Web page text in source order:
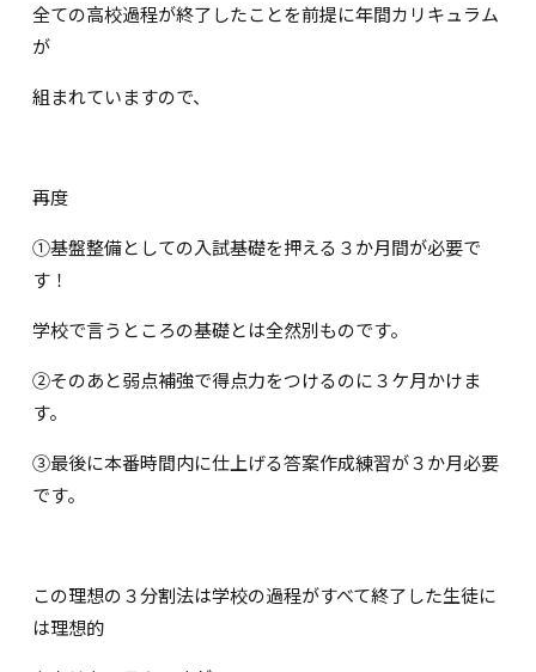
全ての高校過程が終了したことを前提に年間カリキュラム
が
組まれていますので、
再度
①基盤整備としての入試基礎を押える３か月間が必要で
す！
学校で言うところの基礎とは全然別ものです。
②そのあと弱点補強で得点力をつけるのに３ケ月かけま
す。
③最後に本番時間内に仕上げる答案作成練習が３か月必要
です。
この理想の３分割法は学校の過程がすべて終了した生徒に
は理想的